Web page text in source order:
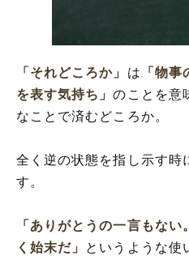
「それどころか」 は 「物
を表す気持ち」のことを意
なことで済むどころか。
全く逆の状態を指し示す時
す。
「ありがとうの一言もな
く始末だ」 というような使